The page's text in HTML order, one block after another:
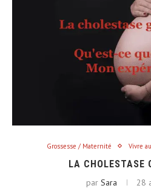
Grossesse / Maternité Vivre
LA CHOLESTASE
par Sara 28